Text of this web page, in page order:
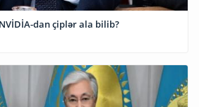
dan çiplər ala bilib?